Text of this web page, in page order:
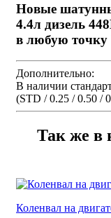
Новые
4.4л дизель
в любую
Дополнительно:
В наличии
(STD / 0.25 / 0.50 /
Так же в
Коленвал на